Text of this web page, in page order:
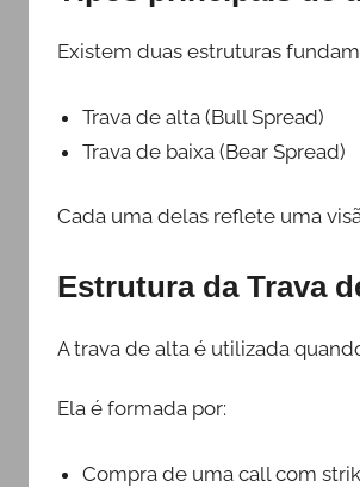
Existem duas estruturas
Trava de alta (Bull Spread)
Trava de baixa (Bear Spread)
Cada uma delas reflete uma
Estrutura da Trava
A trava de alta é utilizada
Ela é formada por:
Compra de uma call com